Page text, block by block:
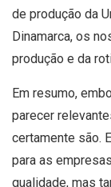
de produção da
Dinamarca, os
produção e da
Em resumo,
parecer
certamente são.
para as
qualidade, mas